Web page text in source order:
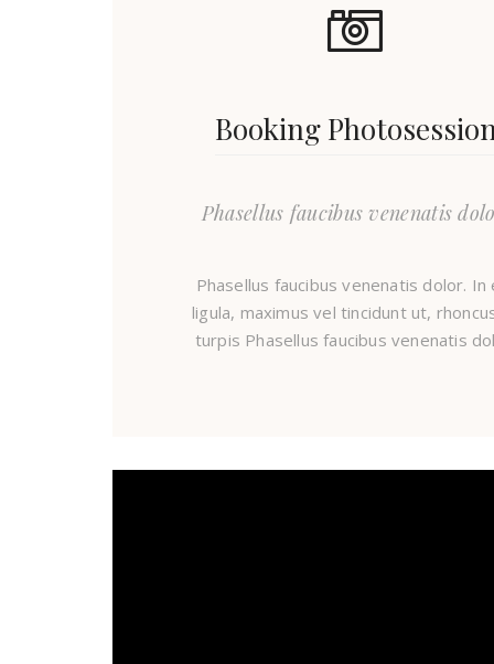
Booking
Phasellus faucibus venenatis
Phasellus faucibus venenatis dolor. In
ligula, maximus vel tincidunt ut,
turpis Phasellus faucibus venenatis